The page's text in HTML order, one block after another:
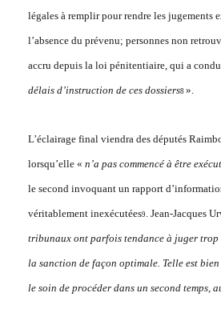
légales à remplir pour rendre les jugements
l’absence du prévenu; personnes non
accru depuis la loi pénitentiaire, qui a
délais d’instruction de ces dossiers8 ».
L’éclairage final viendra des députés
lorsqu’elle « n’a pas commencé à être
le second invoquant un rapport
véritablement inexécutées9 . Jean-Jacques
tribunaux ont parfois tendance à juger trop
la sanction de façon optimale. Telle est
le soin de procéder dans un second temps,